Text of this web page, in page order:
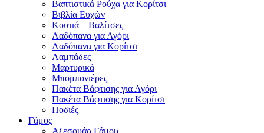
Βαπτιστικά Ρούχα για Κορίτσι
Βιβλία Ευχών
Κουτιά – Βαλίτσες
Λαδόπανα για Αγόρι
Λαδόπανα για Κορίτσι
Λαμπάδες
Μαρτυρικά
Μπομπονιέρες
Πακέτα Βάφτισης για Αγόρι
Πακέτα Βάφτισης για Κορίτσι
Ποδιές
Γάμος